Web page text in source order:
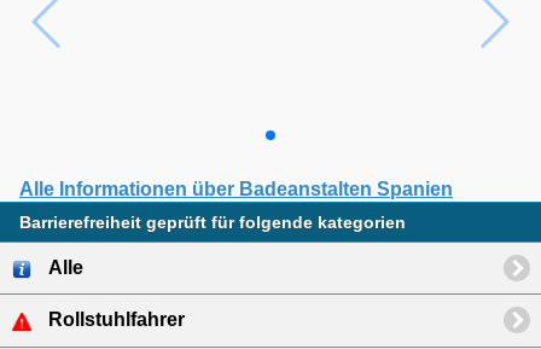
Alle Informationen über Badeanstalten Spanien
Barrierefreiheit geprüft für folgende kategorien
Alle
Rollstuhlfahrer